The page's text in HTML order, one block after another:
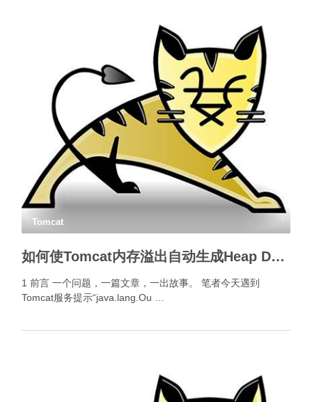
Tomcat
如何使Tomcat内存溢出自动生成Heap Dump？
1 前言 一个问题，一篇文章，一出故事。 笔者今天遇到
Tomcat服务提示“java.lang.Ou …